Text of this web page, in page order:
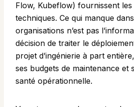
Flow, Kubeflow) fournissent les
techniques. Ce qui manque
organisations n’est pas
décision de traiter le
projet d’ingénierie à part
ses budgets de maintenance et
santé opérationnelle.